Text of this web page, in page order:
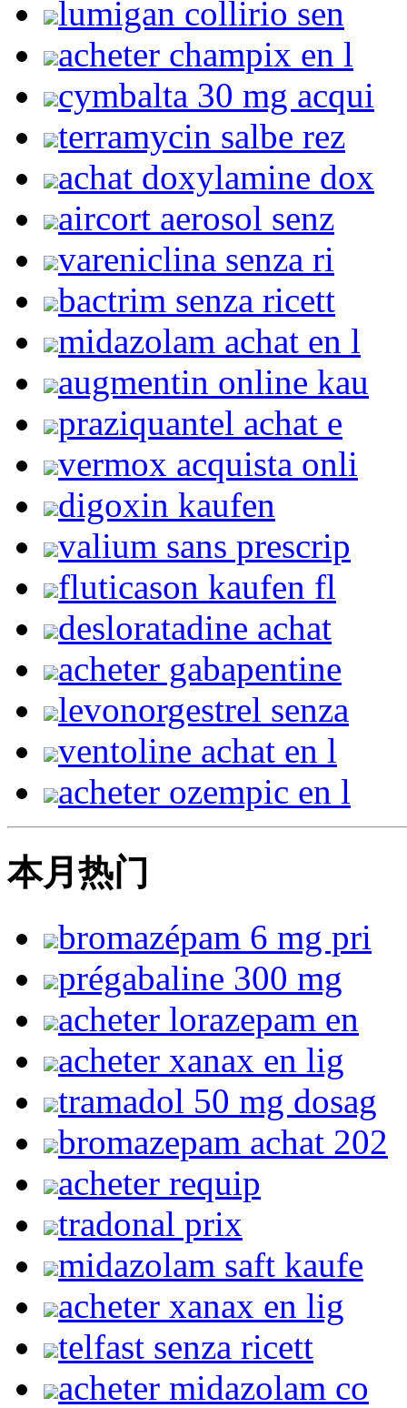
lumigan collirio sen
acheter champix en l
cymbalta 30 mg acqui
terramycin salbe rez
achat doxylamine dox
aircort aerosol senz
vareniclina senza ri
bactrim senza ricett
midazolam achat en l
augmentin online kau
praziquantel achat e
vermox acquista onli
digoxin kaufen
valium sans prescrip
fluticason kaufen fl
desloratadine achat
acheter gabapentine
levonorgestrel senza
ventoline achat en l
acheter ozempic en l
本月热门
bromazépam 6 mg pri
prégabaline 300 mg
acheter lorazepam en
acheter xanax en lig
tramadol 50 mg dosag
bromazepam achat 202
acheter requip
tradonal prix
midazolam saft kaufe
acheter xanax en lig
telfast senza ricett
acheter midazolam co